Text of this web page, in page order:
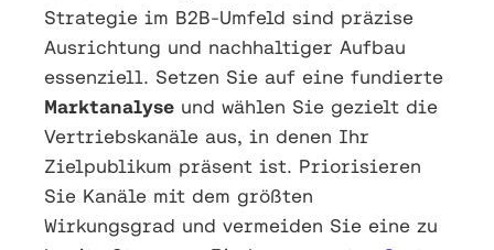
Strategie im B2B-Umfeld sind präzise
Ausrichtung und nachhaltiger Aufbau
essenziell. Setzen Sie auf eine fundierte
Marktanalyse und wählen Sie gezielt die
Vertriebskanäle aus, in denen Ihr
Zielpublikum präsent ist. Priorisieren
Sie Kanäle mit dem größten
Wirkungsgrad und vermeiden Sie eine zu